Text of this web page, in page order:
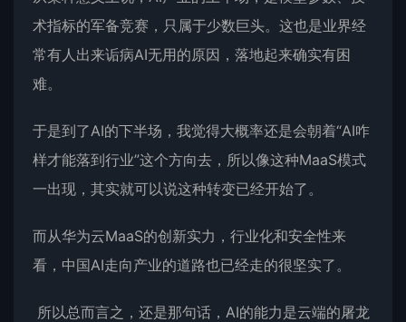
术指标的军备竞赛，只属于少数巨头。这也是业界经
常有人出来诟病AI无用的原因，落地起来确实有困
难。
于是到了AI的下半场，我觉得大概率还是会朝着“AI咋
样才能落到行业”这个方向去，所以像这种MaaS模式
一出现，其实就可以说这种转变已经开始了。
而从华为云MaaS的创新实力，行业化和安全性来
看，中国AI走向产业的道路也已经走的很坚实了。
所以总而言之，还是那句话，AI的能力是云端的屠龙